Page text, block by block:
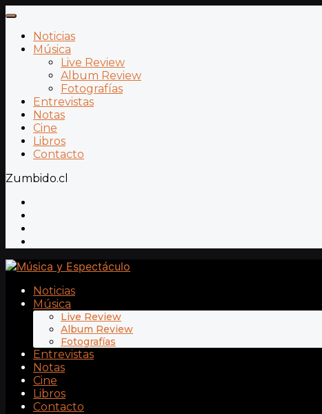
Noticias
Música
Live Review
Album Review
Fotografías
Entrevistas
Notas
Cine
Libros
Contacto
Zumbido.cl
Noticias
Música
Live Review
Album Review
Fotografías
Entrevistas
Notas
Cine
Libros
Contacto